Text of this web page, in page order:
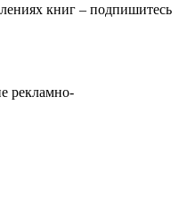
книг – подпишитесь
рекламно-